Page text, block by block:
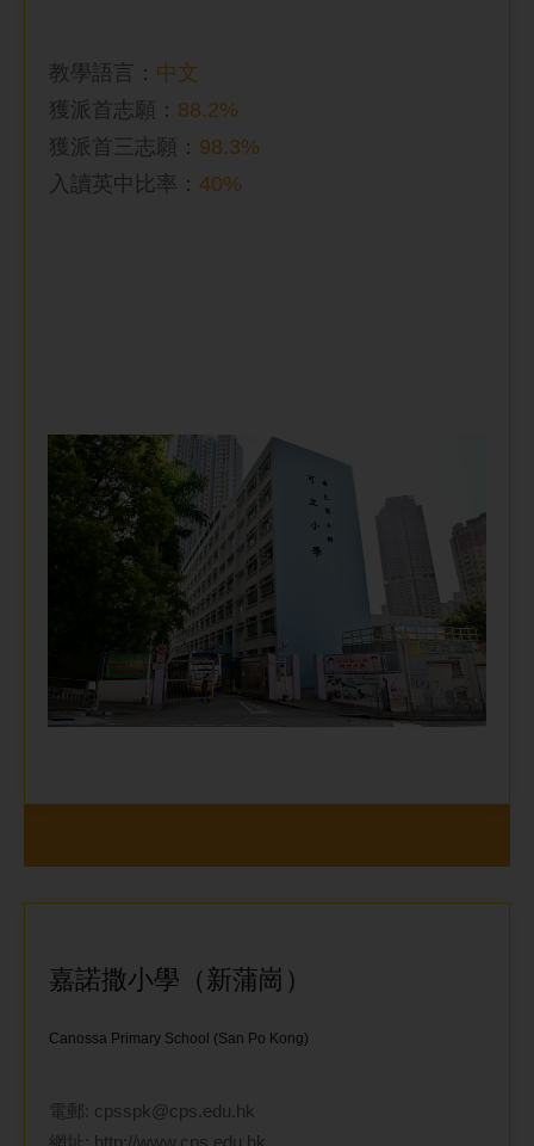
教學語言： 中文
獲派首志願： 88.2%
獲派首三志願： 98.3%
入讀英中比率 ： 40%
嘉諾撒小學（新蒲崗）
Canossa Primary School (San Po Kong)
電郵: cpsspk@cps.edu.hk